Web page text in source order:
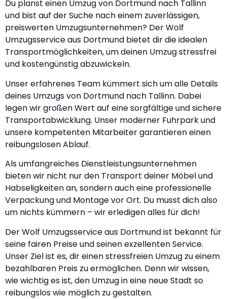
Du planst einen Umzug von Dortmund nach Tallinn
und bist auf der Suche nach einem zuverlässigen,
preiswerten Umzugsunternehmen? Der Wolf
Umzugsservice aus Dortmund bietet dir die idealen
Transportmöglichkeiten, um deinen Umzug stressfrei
und kostengünstig abzuwickeln.
Unser erfahrenes Team kümmert sich um alle Details
deines Umzugs von Dortmund nach Tallinn. Dabei
legen wir großen Wert auf eine sorgfältige und sichere
Transportabwicklung. Unser moderner Fuhrpark und
unsere kompetenten Mitarbeiter garantieren einen
reibungslosen Ablauf.
Als umfangreiches Dienstleistungsunternehmen
bieten wir nicht nur den Transport deiner Möbel und
Habseligkeiten an, sondern auch eine professionelle
Verpackung und Montage vor Ort. Du musst dich also
um nichts kümmern – wir erledigen alles für dich!
Der Wolf Umzugsservice aus Dortmund ist bekannt für
seine fairen Preise und seinen exzellenten Service.
Unser Ziel ist es, dir einen stressfreien Umzug zu einem
bezahlbaren Preis zu ermöglichen. Denn wir wissen,
wie wichtig es ist, den Umzug in eine neue Stadt so
reibungslos wie möglich zu gestalten.